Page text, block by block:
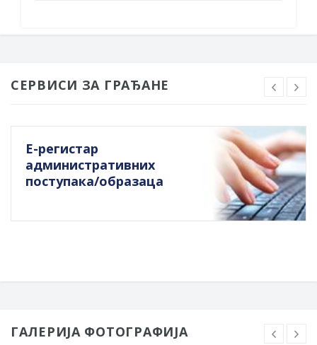
СЕРВИСИ ЗА ГРАЂАНЕ
Е-регистар
административних
поступака/образаца
ГАЛЕРИЈА ФОТОГРАФИЈА